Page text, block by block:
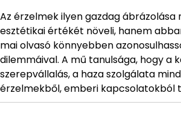
Az érzelmek ilyen gazdag ábrázolása
esztétikai értékét növeli, hanem
mai olvasó könnyebben
dilemmáival. A mű tanulsága, hogy a
szerepvállalás, a haza szolgálata
érzelmekből, emberi kapcsolatokból